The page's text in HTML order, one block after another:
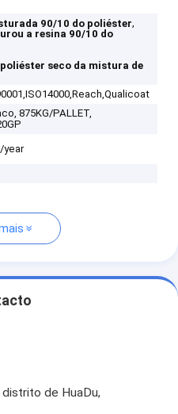
90/10 do poliéster,
a resina 90/10 do
seco da mistura de
875KG/PALLET,
year
de HuaDu,